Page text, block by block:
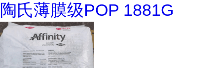
陶氏薄膜级POP 1881G